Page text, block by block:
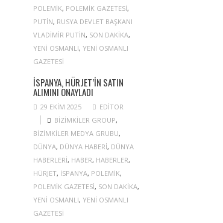
POLEMIK, POLEMIK GAZETESI,
PUTIN, RUSYA DEVLET BAŞKANI
VLADIMIR PUTIN, SON DAKIKA,
YENI OSMANLI, YENI OSMANLI
GAZETESI
İSPANYA, HÜRJET’IN SATIN
ALIMINI ONAYLADI
29 EKIM 2025
EDITOR
BIZIMKILER GROUP,
BIZIMKILER MEDYA GRUBU,
DÜNYA, DÜNYA HABERI, DÜNYA
HABERLERI, HABER, HABERLER,
HÜRJET, ISPANYA, POLEMIK,
POLEMIK GAZETESI, SON DAKIKA,
YENI OSMANLI, YENI OSMANLI
GAZETESI